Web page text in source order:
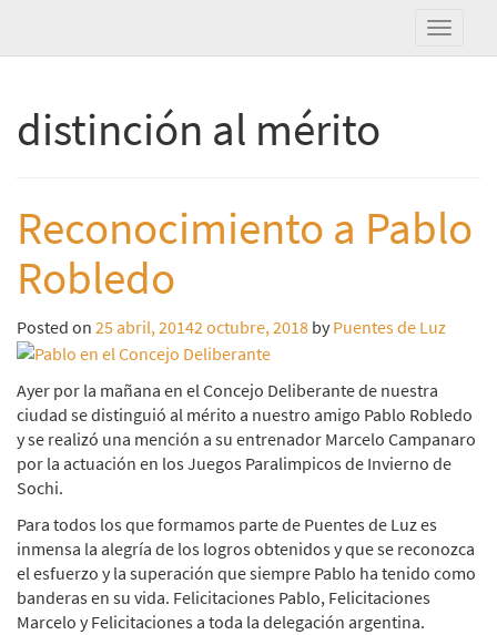
distinción al mérito
Reconocimiento a Pablo
Robledo
Posted on 25 abril, 20142 octubre, 2018 by Puentes de Luz
Ayer por la mañana en el Concejo Deliberante de nuestra
ciudad se distinguió al mérito a nuestro amigo Pablo Robledo
y se realizó una mención a su entrenador Marcelo Campanaro
por la actuación en los Juegos Paralimpicos de Invierno de
Sochi.
Para todos los que formamos parte de Puentes de Luz es
inmensa la alegría de los logros obtenidos y que se reconozca
el esfuerzo y la superación que siempre Pablo ha tenido como
banderas en su vida. Felicitaciones Pablo, Felicitaciones
Marcelo y Felicitaciones a toda la delegación argentina.